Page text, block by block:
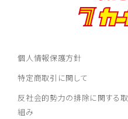
個人情報保護方針
特定商取引に関して
反社会的勢力の排除に関する取
組み